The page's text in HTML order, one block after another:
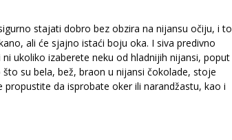
stajati dobro bez obzira na nijansu očiju, i to
ali će sjajno istaći boju oka. I siva predivno
ukoliko izaberete neku od hladnijih nijansi, poput
su bela, bež, braon u nijansi čokolade, stoje
da isprobate oker ili narandžastu, kao i